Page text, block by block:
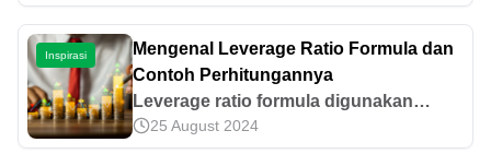
jauh lebih hemat dan efisien. Berikut
tips honeymoon hemat, tanpa
menguras tabungan.
Inspirasi
Mengenal Leverage Ratio Formula dan
Contoh Perhitungannya
Leverage ratio formula digunakan
untuk mengukur kesehatan finansial
perusahaan. Pelajari jenis hingga
25 August 2024